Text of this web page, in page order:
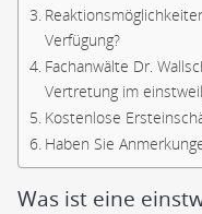
Verfügung?
Fachanwälte Dr.
Vertretung im
Kostenlose
Haben Sie
Was ist eine